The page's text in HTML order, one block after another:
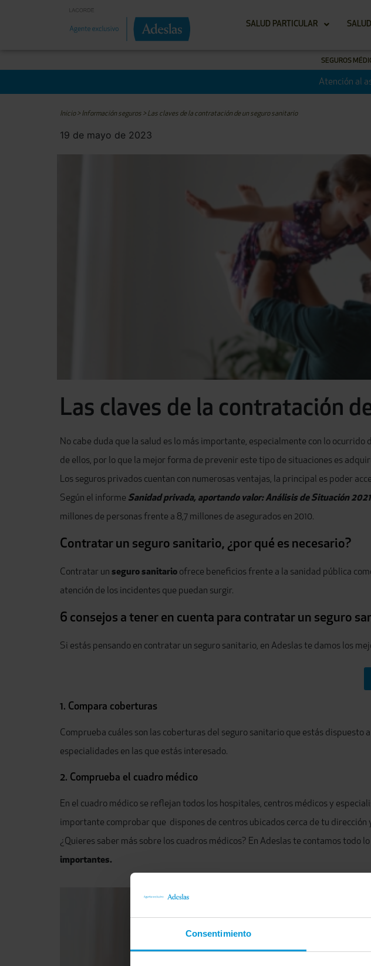
Consentimiento
SALUD PARTICULAR
SEGUROS
Atención al
Inicio> Información seguros > Las claves de la contratación de un seguro sanitario
19 de mayo de 2023
Las claves de la contratación
No cabe duda que la salud es lo más importante, especialmente con lo
de ellos, por lo que la mejor forma de prevenir este tipo de situaciones es
Los seguros privados cuentan con numerosas ventajas, la principal es poder
Según el informe Sanidad privada, aportando valor: Análisis de Situación 2021
millones de personas frente a 8,7 millones de asegurados en 2010.
Contratar un seguro sanitario, ¿por qué es necesario?
Contratar un seguro sanitario ofrece beneficios frente a la sanidad pública
atención de los incidentes que puedan surgir.
6 consejos a tener en cuenta para contratar un seguro
Si estás pensando en contratar un seguro sanitario, en Adeslas te damos los
1. Compara coberturas
Comprueba cuáles son las coberturas del seguro sanitario que estás dispuesto
especialidades en las que estás interesado.
2. Comprueba el cuadro médico
En el cuadro médico se reflejan todos los hospitales, centros médicos y
importante comprobar que dispones de centros ubicados cerca de tu dirección
¿Quieres saber más sobre los cuadros médicos? En Adeslas te contamos todo
importantes.